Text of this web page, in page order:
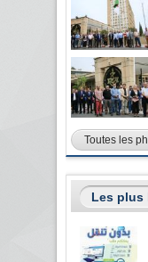
Toutes les
Les plus